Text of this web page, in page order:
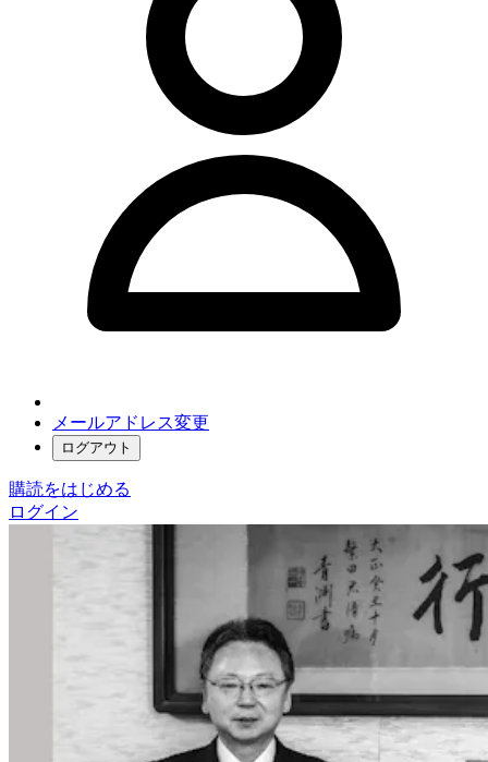
メールアドレス変更
ログアウト
購読をはじめる
ログイン